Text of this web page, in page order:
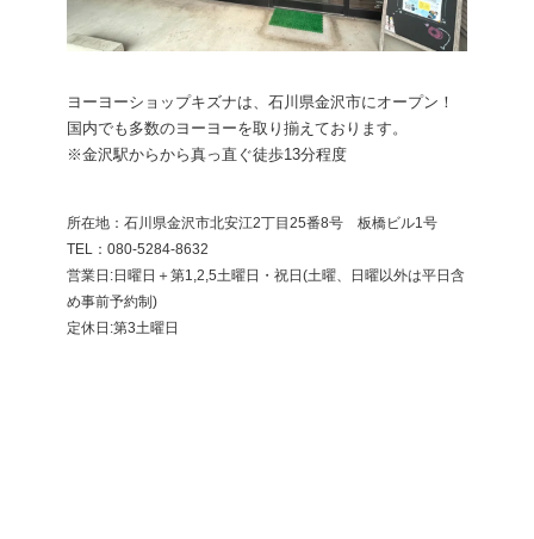
ヨーヨーショップキズナは、石川県金沢市にオープン！
国内でも多数のヨーヨーを取り揃えております。
※金沢駅からから真っ直ぐ徒歩13分程度
所在地：石川県金沢市北安江2丁目25番8号 板橋ビル1号
​TEL：080-5284-8632
営業日:日曜日＋第1,2,5土曜日・祝日(土曜、日曜以外は平日含
め事前予約制)
定休日:第3土曜日